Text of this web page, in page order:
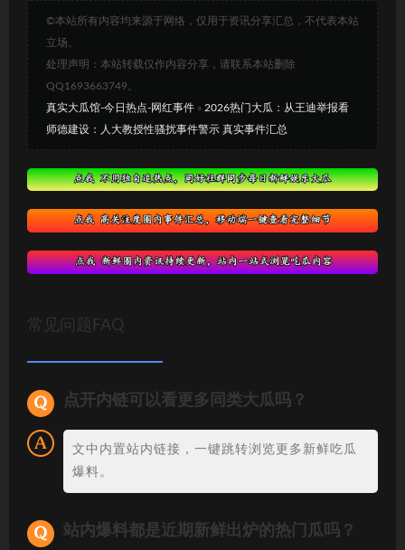
©本站所有内容均来源于网络，仅用于资讯分享汇总，不代表本站
立场。
处理声明：本站转载仅作内容分享，请联系本站删除
QQ1693663749。
真实大瓜馆-今日热点-网红事件 » 2026热门大瓜：从王迪举报看
师德建设：人大教授性骚扰事件警示 真实事件汇总
常见问题FAQ
点开内链可以看更多同类大瓜吗？
文中内置站内链接，一键跳转浏览更多新鲜吃瓜
爆料。
站内爆料都是近期新鲜出炉的热门瓜吗？